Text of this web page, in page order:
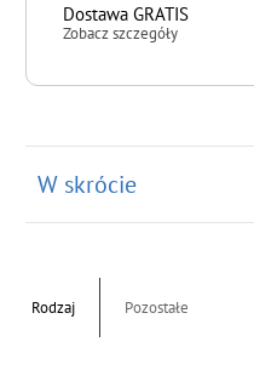
Dostawa GRATIS
Zobacz szczegóły
W skrócie
Rodzaj Pozostałe